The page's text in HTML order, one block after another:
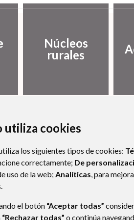
utiliza cookies
los siguientes tipos de cookies:
correctamente; De
uso de la web; Analíticas, para
el botón “Aceptar todas”
“Rechazar todas” o continúa
Núcleos
rurales